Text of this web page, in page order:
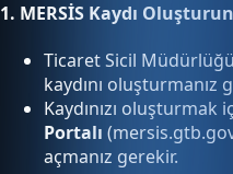
1. MERSİS Kaydı Oluşturun
Ticaret Sicil
kaydını oluşturmanız
Kaydınızı oluşturmak
Portalı
açmanız gerekir.